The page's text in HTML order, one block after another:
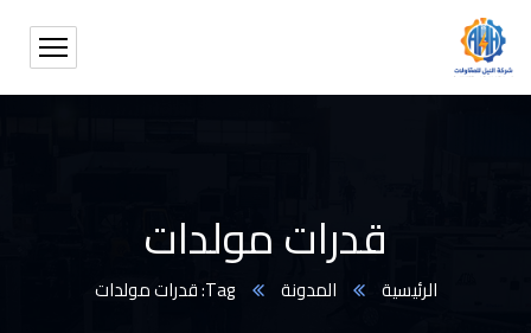
قدرات مولدات
الرئيسية المدونة Tag: قدرات مولدات